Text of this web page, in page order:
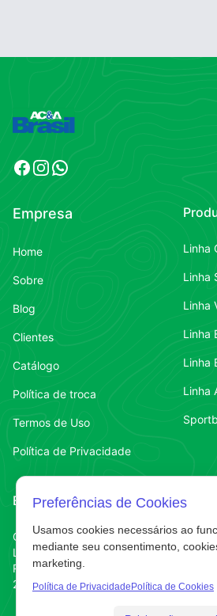
Facebook
Instagram
WhatsApp
Empresa
Home
Sobre
Blog
Clientes
Catálogo
Política de troca
Termos de Uso
Política de Privacidade
Linha
Linha
Linha
Linha
Linha
Linha
Endereço
Chapecó-SC
Líder
R. Abelardo Luz
220 E
Preferências de Cookies
Usamos cookies necessários ao
mediante seu consentimento,
marketing.
Política de Privacidade Política de Cookies